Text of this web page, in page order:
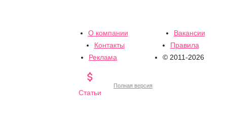
О компании
Вакансии
Контакты
Правила
Реклама
© 2011-2026

Статьи
Полная версия